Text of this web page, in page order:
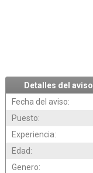
Detalles del aviso
Fecha del aviso:
Puesto:
Experiencia:
Edad:
Genero: